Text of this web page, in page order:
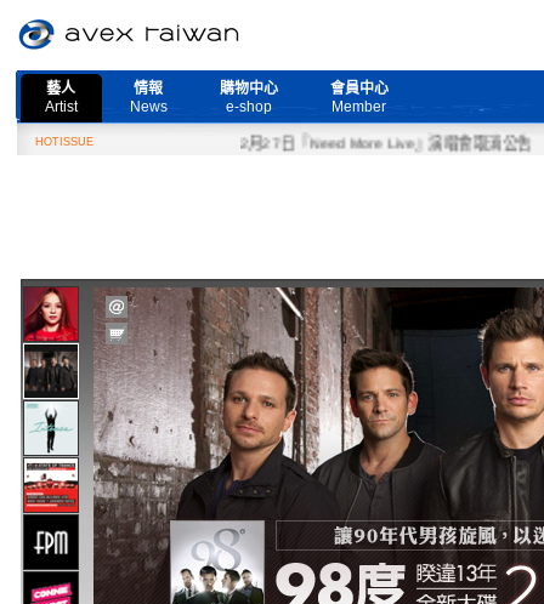
藝人
Artist
情報
News
購物中心
e-shop
會員中心
Member
HOTISSUE 2月27日『Need More Live』演唱會取消公告